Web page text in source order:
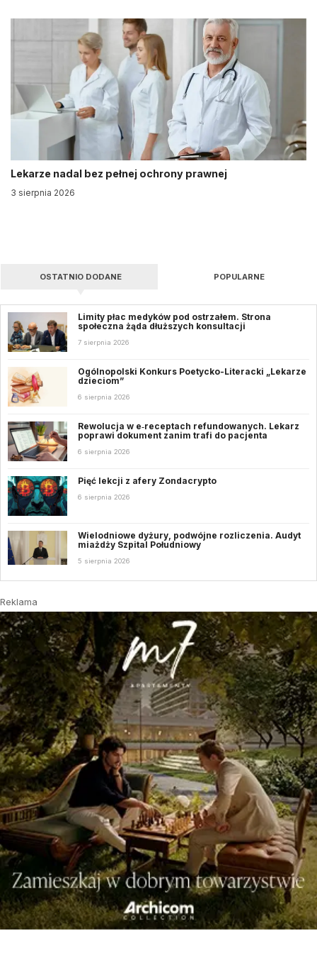
Lekarze nadal bez pełnej ochrony prawnej
3 sierpnia 2026
OSTATNIO DODANE POPULARNE
Limity płac medyków pod ostrzałem. Strona
społeczna żąda dłuższych konsultacji
7 sierpnia 2026
Ogólnopolski Konkurs Poetycko-Literacki „Lekarze
dzieciom”
6 sierpnia 2026
Rewolucja w e‑receptach refundowanych. Lekarz
poprawi dokument zanim trafi do pacjenta
6 sierpnia 2026
Pięć lekcji z afery Zondacrypto
6 sierpnia 2026
Wielodniowe dyżury, podwójne rozliczenia. Audyt
miażdży Szpital Południowy
5 sierpnia 2026
Reklama